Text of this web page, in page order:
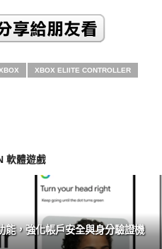
XBOX ELIITE CONTROLLER
軟體遊戲
，強化帳戶安全與身分驗證機